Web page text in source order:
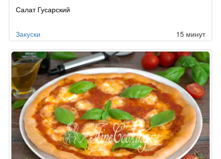
Салат Гусарский
Закуски 15 минут